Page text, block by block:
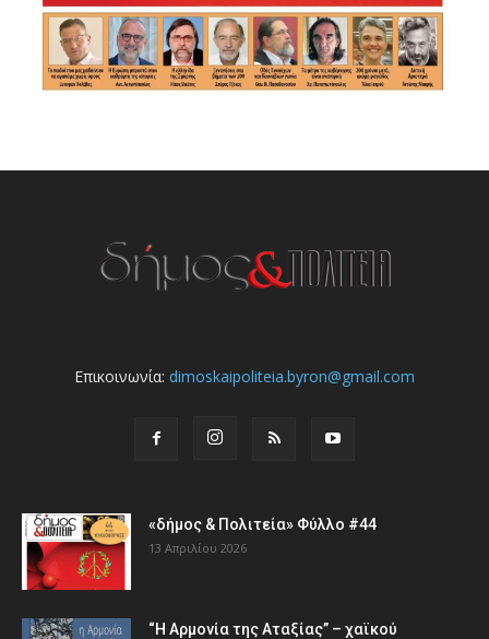
Επικοινωνία: dimoskaipoliteia.byron@gmail.com
«δήμος & Πολιτεία» Φύλλο #44
13 Απριλίου 2026
“Η Αρμονία της Αταξίας” – χαϊκού